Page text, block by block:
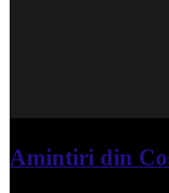
Amintiri din